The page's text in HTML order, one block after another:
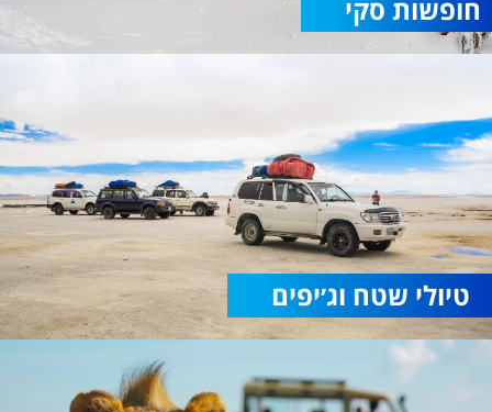
חופשות סקי
טיולי שטח וג׳יפים